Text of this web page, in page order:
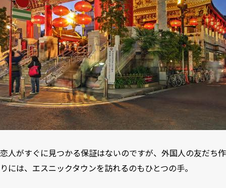
恋人がすぐに見つかる保証はないのですが、外国人の友だち作
りには、エスニックタウンを訪れるのもひとつの手。